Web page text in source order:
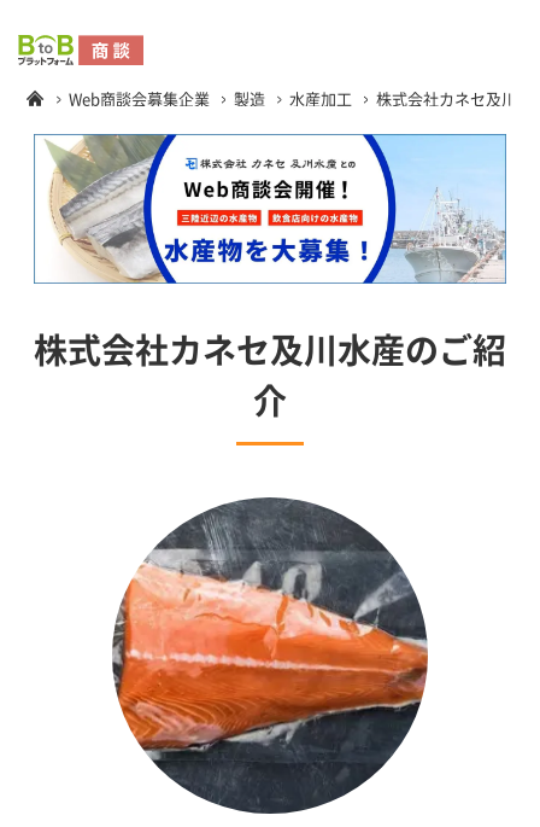
Web商談会募集企業 製造 水産加工 株式会社カネセ及川水
株式会社カネセ及川水産のご紹
介